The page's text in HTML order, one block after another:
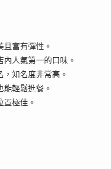
富有彈性。
人氣第一的口味。
知名度非常高。
輕鬆進餐。
極佳。